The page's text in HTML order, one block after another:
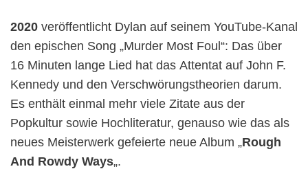
2020 veröffentlicht Dylan auf seinem YouTube-Kanal
den epischen Song „Murder Most Foul“: Das über
16 Minuten lange Lied hat das Attentat auf John F.
Kennedy und den Verschwörungstheorien darum.
Es enthält einmal mehr viele Zitate aus der
Popkultur sowie Hochliteratur, genauso wie das als
neues Meisterwerk gefeierte neue Album „Rough
And Rowdy Ways„.